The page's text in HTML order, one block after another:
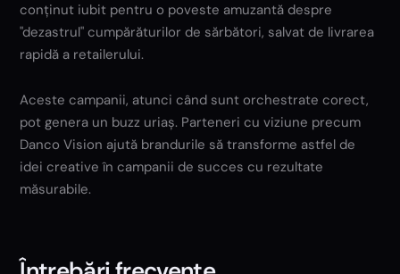
conținut iubit pentru o poveste amuzantă despre
"dezastrul" cumpărăturilor de sărbători, salvat de livrarea
rapidă a retailerului.
Aceste campanii, atunci când sunt orchestrate corect,
pot genera un buzz uriaș. Parteneri cu viziune precum
Danco Vision ajută brandurile să transforme astfel de
idei creative în campanii de succes cu rezultate
măsurabile.